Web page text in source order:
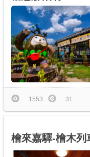
1553 31
檜來嘉驛-檜木列